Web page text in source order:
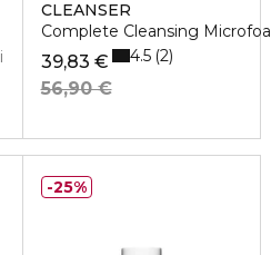
CLEANSER
Complete Cleansing
39,83 €
56,90 €
4.5 2
25%